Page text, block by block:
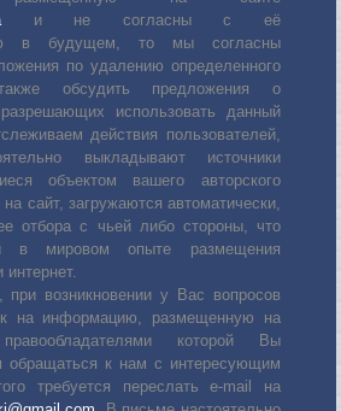
и не согласны с её
в будущем, то мы согласны
по удалению определенного
обсудить предложения о
разрешающих использовать данный
действия пользователей,
выкладывают источники
объектом вашего авторского
сайт, загружаются автоматически,
отбора с чьей либо стороны, что
в мировом опыте размещения
возникновении у Вас вопросов
на информацию, размещенную на
которой Вы
обращаться к нам с интересующим
требуется переслать е-mail на